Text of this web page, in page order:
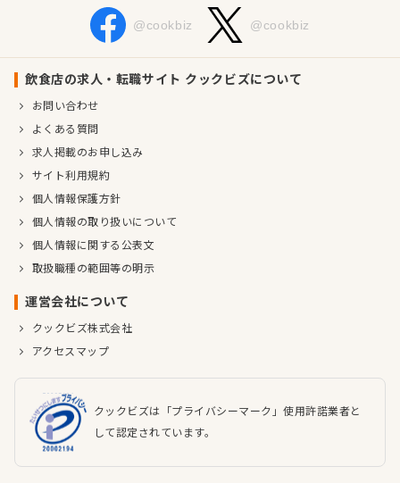
@cookbiz @cookbiz
飲食店の求人・転職サイト クックビズについて
お問い合わせ
よくある質問
求人掲載のお申し込み
サイト利用規約
個人情報保護方針
個人情報の取り扱いについて
個人情報に関する公表文
取扱職種の範囲等の明示
運営会社について
クックビズ株式会社
アクセスマップ
クックビズは「プライバシーマーク」使用許諾業者と
して認定されています。